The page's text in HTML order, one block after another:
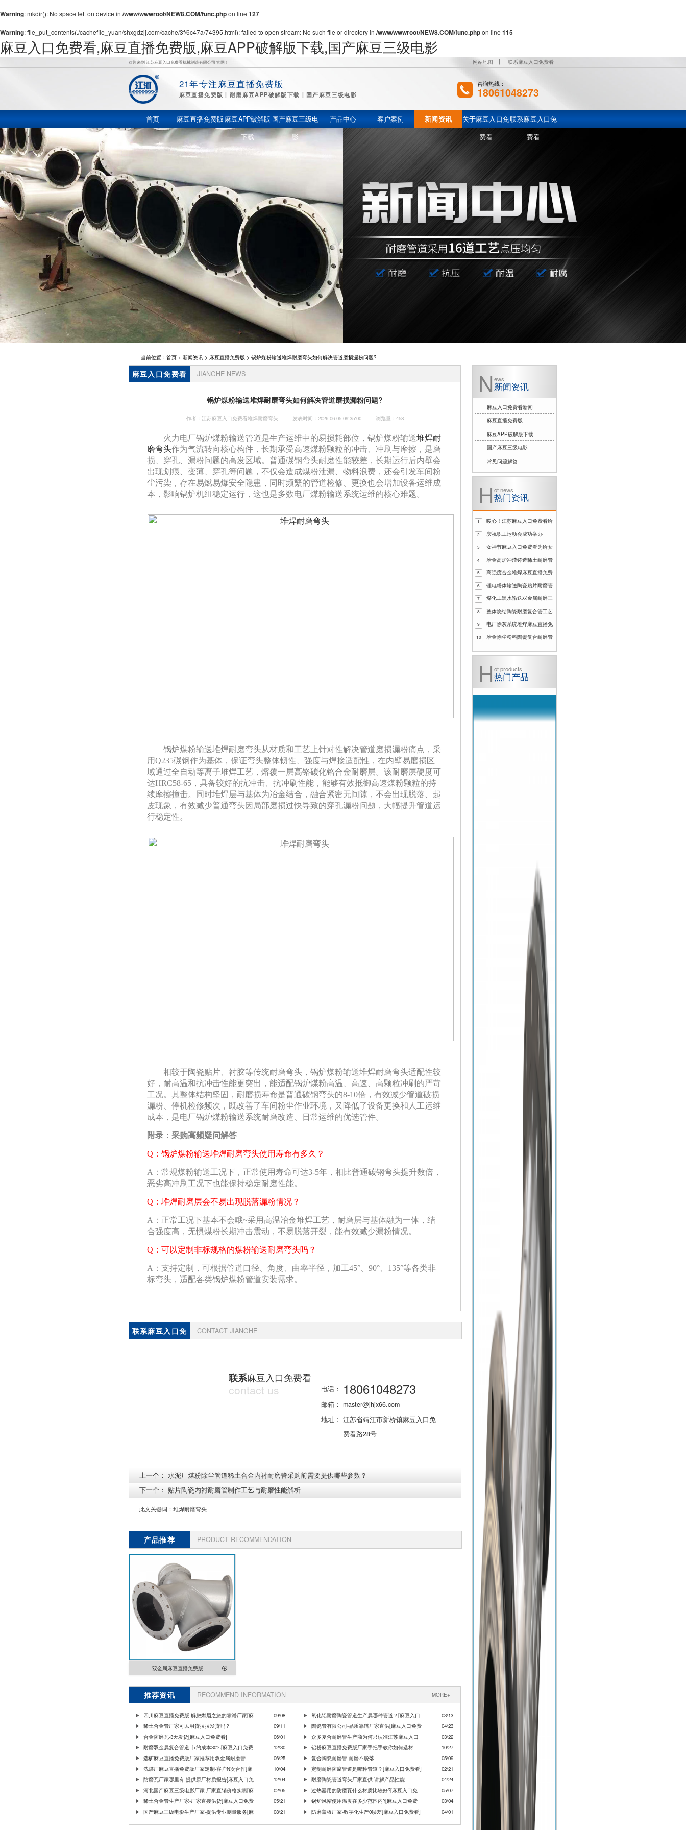
Warning: mkdir(): No space left on device in /www/wwwroot/NEW8.COM/func.phpon line 127
Warning: file_put_contents(./cachefile_yuan/shxgdzjj.com/cache/3f/6c47a/74395.html): failed to open stream: No such file or directory in /www/wwwroot/NEW8.COM/func.phpon line 115
麻豆入口免费看,麻豆直播免费版,麻豆APP破解版下载,国产麻豆三级电影
欢迎来到 江苏麻豆入口免费看机械制造有限公司 官网！ 网站地图 丨 联系麻豆入口免费看
豆直播免费
版,麻豆
APP破解版
下载,国产
麻豆三级电
影,锅炉风
帽
21年专注麻豆直播免费版
麻豆直播免费版丨耐磨麻豆APP破解版下载丨国产麻豆三级电影
咨询热线：
18061048273
首页 麻豆直播免费版 麻豆APP破解版
下载
国产麻豆三级电
影
产品中心 客户案例 新闻资讯
关于麻豆入口免
费看
联系麻豆入口免
费看
当前位置： 首页> 新闻资讯> 麻豆直播免费版 > 锅炉煤粉输送堆焊耐磨弯头如何解决管道磨损漏粉问题?
ews
新闻资讯
麻豆入口免费看新闻
麻豆直播免费版
麻豆APP破解版下载
国产麻豆三级电影
常见问题解答
ot news
热门资讯
1
暖心！江苏麻豆入口免费看给
孤寡老人送温暖
2 庆祝职工运动会成功举办
3
女神节麻豆入口免费看为给女
工发放福利
4
冶金高炉冲渣铸造稀土耐磨管
法兰连接选用哪种密封更耐用？
5
高强度合金堆焊麻豆直播免费
版生产厂家如何适配电厂港口冲刷
工况?
6
锂电粉体输送陶瓷贴片耐磨管
选型要点与使用注意事项
7
煤化工黑水输送双金属耐磨三
通为何适配高压渣水冲刷工况？
8
整体烧结陶瓷耐磨复合管工艺
适合矿山尾矿浆高压输送吗？
9
电厂除灰系统堆焊麻豆直播免
费版管件｜影响使用寿命的关键因
素
10
冶金除尘粉料陶瓷复合耐磨管
如何避免陶瓷片脱落问题？
ot products
热门产品
麻豆入口免费看
JIANGHE NEWS
锅炉煤粉输送堆焊耐磨弯头如何解决管道磨损漏粉问题?
作者：江苏麻豆入口免费看堆焊耐磨弯头 发表时间：2026-06-05 09:35:00 浏览量：458
火力电厂锅炉煤粉输送管道是生产运维中的易损耗部位，锅炉煤粉输送堆焊耐
磨弯头作为气流转向核心构件，长期承受高速煤粉颗粒的冲击、冲刷与摩擦，是磨
损、穿孔、漏粉问题的高发区域。普通碳钢弯头耐磨性能较差，长期运行后内壁会
出现划痕、变薄、穿孔等问题，不仅会造成煤粉泄漏、物料浪费，还会引发车间粉
尘污染，存在易燃易爆安全隐患，同时频繁的管道检修、更换也会增加设备运维成
本，影响锅炉机组稳定运行，这也是多数电厂煤粉输送系统运维的核心难题。
锅炉煤粉输送堆焊耐磨弯头从材质和工艺上针对性解决管道磨损漏粉痛点，采
用Q235碳钢作为基体，保证弯头整体韧性、强度与焊接适配性，在内壁易磨损区
域通过全自动等离子堆焊工艺，熔覆一层高铬碳化铬合金耐磨层。该耐磨层硬度可
达HRC58-65，具备较好的抗冲击、抗冲刷性能，能够有效抵御高速煤粉颗粒的持
续摩擦撞击。同时堆焊层与基体为冶金结合，融合紧密无间隙，不会出现脱落、起
皮现象，有效减少普通弯头因局部磨损过快导致的穿孔漏粉问题，大幅提升管道运
行稳定性。
相较于陶瓷贴片、衬胶等传统耐磨弯头，锅炉煤粉输送堆焊耐磨弯头适配性较
好，耐高温和抗冲击性能更突出，能适配锅炉煤粉高温、高速、高颗粒冲刷的严苛
工况。其整体结构坚固，耐磨损寿命是普通碳钢弯头的8-10倍，有效减少管道破损
漏粉、停机检修频次，既改善了车间粉尘作业环境，又降低了设备更换和人工运维
成本，是电厂锅炉煤粉输送系统耐磨改造、日常运维的优选管件。
附录：采购高频疑问解答
Q：锅炉煤粉输送堆焊耐磨弯头使用寿命有多久？
A：常规煤粉输送工况下，正常使用寿命可达3-5年，相比普通碳钢弯头提升数倍，
恶劣高冲刷工况下也能保持稳定耐磨性能。
Q：堆焊耐磨层会不易出现脱落漏粉情况？
A：正常工况下基本不会哦~采用高温冶金堆焊工艺，耐磨层与基体融为一体，结
合强度高，无惧煤粉长期冲击震动，不易脱落开裂，能有效减少漏粉情况。
Q：可以定制非标规格的煤粉输送耐磨弯头吗？
A：支持定制，可根据管道口径、角度、曲率半径，加工45°、90°、135°等各类非
标弯头，适配各类锅炉煤粉管道安装需求。
联系麻豆入口免
CONTACT JIANGHE
联系麻豆入口免费看
contact us 电话： 18061048273
邮箱： master@jhjx66.com
地址： 江苏省靖江市新桥镇麻豆入口免
费看路28号
上一个： 水泥厂煤粉除尘管道稀土合金内衬耐磨管采购前需要提供哪些参数？
下一个： 贴片陶瓷内衬耐磨管制作工艺与耐磨性能解析
此文关键词： 堆焊耐磨弯头
产品推荐 PRODUCT RECOMMENDATION
双金属麻豆直播免费版
推荐资讯 RECOMMEND INFORMATION MORE+
四川麻豆直播免费版-解您燃眉之急的靠谱厂家[麻
豆入口免费看]
09/08
氧化铝耐磨陶瓷管道生产属哪种管道？[麻豆入口
免费看]
03/13
稀土合金管厂家可以用货拉拉发货吗？
09/11
陶瓷管有限公司-品质靠谱厂家直供[麻豆入口免费
看]
04/23
合金防磨瓦-3天发货[麻豆入口免费看]
06/01
众多复合耐磨管生产商为何只认准江苏麻豆入口
免费看
03/22
耐磨双金属复合管道-节约成本30%[麻豆入口免费
看]
12/30 铝粉麻豆直播免费版厂家手把手教你如何选材
10/27
选矿麻豆直播免费版厂家推荐用双金属耐磨管
06/25 复合陶瓷耐磨管-耐磨不脱落
05/09
洗煤厂麻豆直播免费版厂家定制-客户N次合作[麻
豆入口免费看]
10/04 定制耐磨防腐管道是哪种管道？[麻豆入口免费看]
02/21
防磨瓦厂家哪里有-提供原厂材质报告[麻豆入口免
费看]
12/04 耐磨陶瓷管道弯头厂家直供-讲解产品性能
04/24
河北国产麻豆三级电影厂家-厂家直销价格实惠[麻
豆入口免费看]
02/05
过热器用的防磨瓦什么材质比较好?[麻豆入口免
费看]
05/07
稀土合金管生产厂家-厂家直接供货[麻豆入口免费
看]
05/21
锅炉风帽使用温度在多少范围内?[麻豆入口免费
看]
03/04
国产麻豆三级电影生产厂家-提供专业测量服务[麻
08/21 防磨盖板厂家-数字化生产0误差[麻豆入口免费看] 04/01